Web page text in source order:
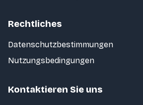
Rechtliches
Datenschutzbestimmungen
Nutzungsbedingungen
Kontaktieren Sie uns